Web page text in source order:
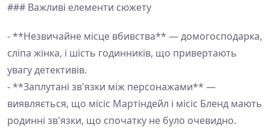
### Важливі елементи сюжету
- **Незвичайне місце вбивства** — домогосподарка,
сліпа жінка, і шість годинників, що привертають
увагу детективів.
- **Заплутані зв'язки між персонажами** —
виявляється, що місіс Мартіндейл і місіс Бленд мають
родинні зв'язки, що спочатку не було очевидно.